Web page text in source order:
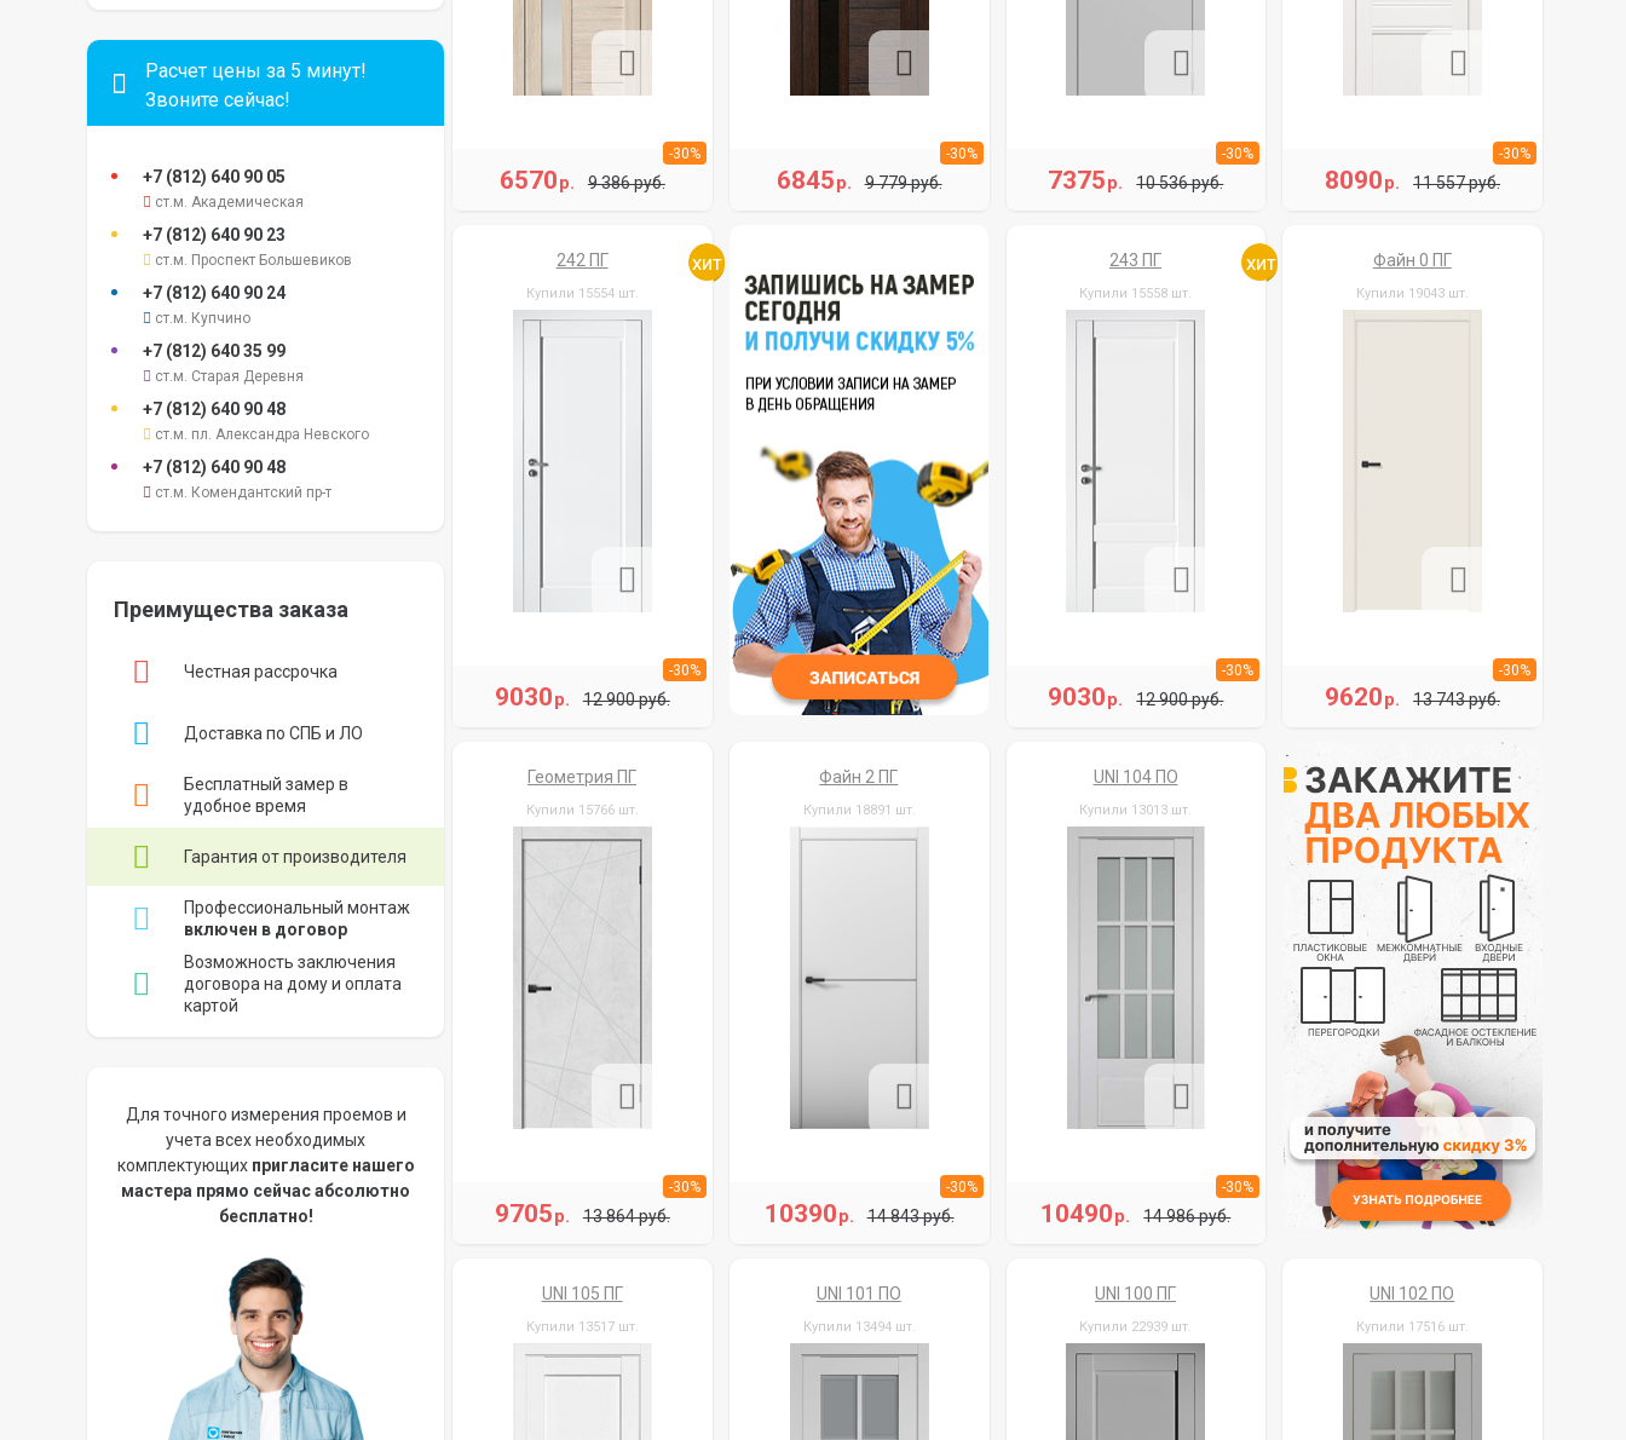
Расчет цены за 5 минут!
Звоните сейчас!
+7 (812) 640 90 05
ст.м. Академическая
+7 (812) 640 90 23
ст.м. Проспект Большевиков
+7 (812) 640 90 24
ст.м. Купчино
+7 (812) 640 35 99
ст.м. Старая Деревня
+7 (812) 640 90 48
ст.м. пл. Александра Невского
+7 (812) 640 90 48
ст.м. Комендантский пр-т
Преимущества заказа
Честная рассрочка
Доставка по СПБ и ЛО
Бесплатный замер в
удобное время
Гарантия от производителя
Профессиональный монтаж
включен в договор
Возможность заключения
договора на дому и оплата
картой
Для точного измерения проемов и
учета всех необходимых
комплектующих пригласите нашего
мастера прямо сейчас абсолютно
бесплатно!
6570р. 9 386 руб.
-30%
6845р. 9 779 руб.
-30%
7375р. 10 536 руб.
-30%
8090р. 11 557 руб.
-30%
242 ПГ
Купили 15554 шт.
9030р. 12 900 руб.
-30%
243 ПГ
Купили 15558 шт.
9030р. 12 900 руб.
-30%
Файн 0 ПГ
Купили 19043 шт.
9620р. 13 743 руб.
-30%
Геометрия ПГ
Купили 15766 шт.
9705р. 13 864 руб.
-30%
Файн 2 ПГ
Купили 18891 шт.
10390р. 14 843 руб.
-30%
UNI 104 ПО
Купили 13013 шт.
10490р. 14 986 руб.
-30%
UNI 105 ПГ
Купили 13517 шт.
UNI 101 ПО
Купили 13494 шт.
UNI 100 ПГ
Купили 22939 шт.
UNI 102 ПО
Купили 17516 шт.